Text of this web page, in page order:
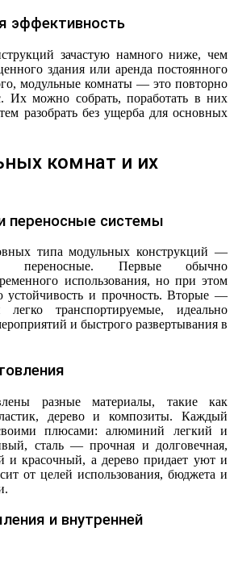
эффективность
зачастую намного ниже, чем
здания или аренда постоянного
модульные комнаты — это повторно
Их можно собрать, поработать в них
разобрать без ущерба для основных
комнат и их
переносные системы
типа модульных конструкций —
переносные. Первые обычно
использования, но при этом
устойчивость и прочность. Вторые —
транспортируемые, идеально
и быстрого развертывания в
разные материалы, такие как
дерево и композиты. Каждый
плюсами: алюминий легкий и
сталь — прочная и долговечная,
и красочный, а дерево придает уют и
от целей использования, бюджета и
и внутренней